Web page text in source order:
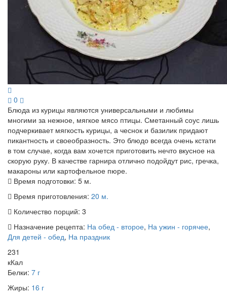
0
Блюда из курицы являются универсальными и любимы
многими за нежное, мягкое мясо птицы. Сметанный соус лишь
подчеркивает мягкость курицы, а чеснок и базилик придают
пикантность и своеобразность. Это блюдо всегда очень кстати
в том случае, когда вам хочется приготовить нечто вкусное на
скорую руку. В качестве гарнира отлично подойдут рис, гречка,
макароны или картофельное пюре.
Время подготовки: 5 м.
Время приготовления: 20 м.
Количество порций: 3
Назначение рецепта: На обед - второе, На ужин - горячее,
Для детей - обед, На праздник
231
кКал
Белки: 7 г
Жиры: 16 г